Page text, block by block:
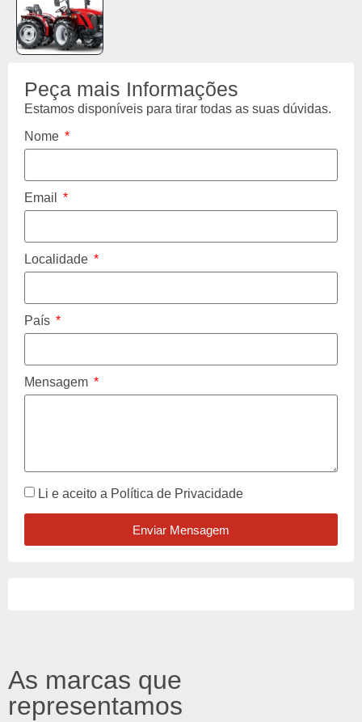
Peça mais Informações
Estamos disponíveis para tirar todas as suas dúvidas.
Nome
Email
Localidade
País
Mensagem
Li e aceito a Política de Privacidade
Enviar Mensagem
As marcas que
representamos